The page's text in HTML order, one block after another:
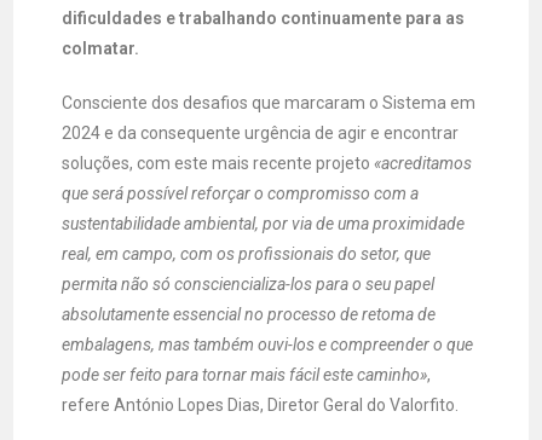
dificuldades e trabalhando continuamente para as
colmatar.
Consciente dos desafios que marcaram o Sistema em
2024 e da consequente urgência de agir e encontrar
soluções, com este mais recente projeto«acreditamos
que será possível reforçar o compromisso com a
sustentabilidade ambiental, por via de uma proximidade
real, em campo, com os profissionais do setor, que
permita não só consciencializa-los para o seu papel
absolutamente essencial no processo de retoma de
embalagens, mas também ouvi-los e compreender o que
pode ser feito para tornar mais fácil este caminho»,
refere António Lopes Dias, Diretor Geral do Valorfito.